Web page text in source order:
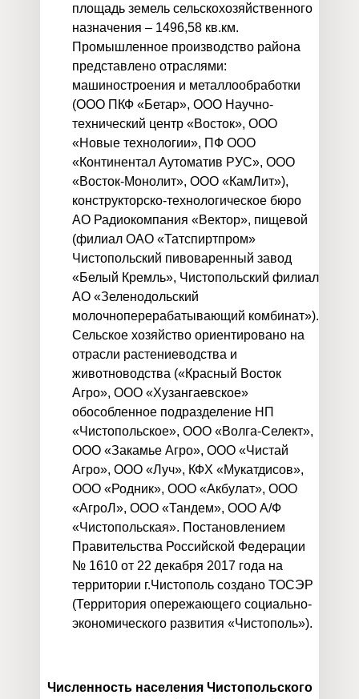
площадь земель сельскохозяйственного
назначения – 1496,58 кв.км.
Промышленное производство района
представлено отраслями:
машиностроения и металлообработки
(ООО ПКФ «Бетар», ООО Научно-
технический центр «Восток», ООО
«Новые технологии», ПФ ООО
«Континентал Аутоматив РУС», ООО
«Восток-Монолит», ООО «КамЛит»),
конструкторско-технологическое бюро
АО Радиокомпания «Вектор», пищевой
(филиал ОАО «Татспиртпром»
Чистопольский пивоваренный завод
«Белый Кремль», Чистопольский филиал
АО «Зеленодольский
молочноперерабатывающий комбинат»).
Сельское хозяйство ориентировано на
отрасли растениеводства и
животноводства («Красный Восток
Агро», ООО «Хузангаевское»
обособленное подразделение НП
«Чистопольское», ООО «Волга-Селект»,
ООО «Закамье Агро», ООО «Чистай
Агро», ООО «Луч», КФХ «Мукатдисов»,
ООО «Родник», ООО «Акбулат», ООО
«АгроЛ», ООО «Тандем», ООО А/Ф
«Чистопольская». Постановлением
Правительства Российской Федерации
№ 1610 от 22 декабря 2017 года на
территории г.Чистополь создано ТОСЭР
(Территория опережающего социально-
экономического развития «Чистополь»).
Численность населения Чистопольского